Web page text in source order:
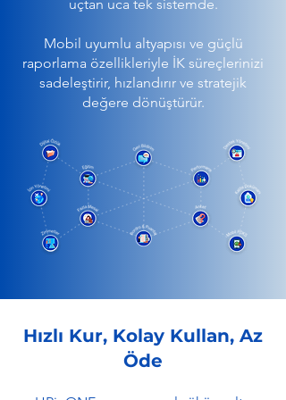
uçtan uca tek sistemde.
Mobil uyumlu altyapısı ve güçlü
raporlama özellikleriyle İK süreçlerinizi
sadeleştirir, hızlandırır ve stratejik
değere dönüştürür.
Hızlı Kur, Kolay Kullan, Az
Öde